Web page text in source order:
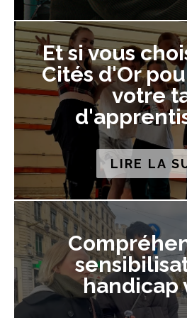
Et si vous
Cités d'Or
votre
LIRE LA
handicap